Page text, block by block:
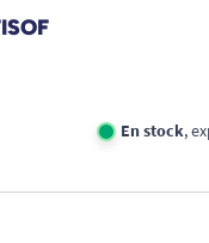
En stock,